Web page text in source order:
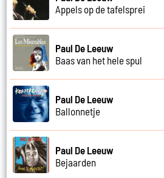
Appels op de tafelsprei
Paul De Leeuw
Baas van het hele spul
Paul De Leeuw
Ballonnetje
Paul De Leeuw
Bejaarden